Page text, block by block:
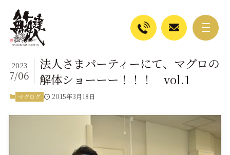
法人さまパーティーにて、マグロの
解体ショーーー！！！ vol.1
2023
7/06
マグログ 2015年3月18日